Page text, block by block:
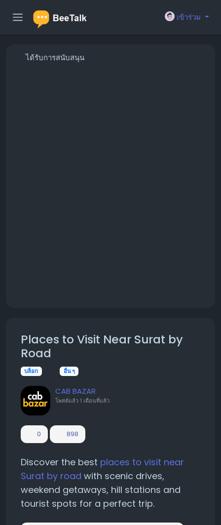
เข้าร่วม
ได้รับการสนับสนุน
Places to Visit Near Surat by
Road
บล็อก อื่น ๆ
CAB BAZAR
โพสต์แล้ว 1 เดือนที่แล้ว
0 898
Discover the best places to visit near
Surat by road with scenic drives,
weekend getaways, hill stations and
tourist spots for a perfect trip.